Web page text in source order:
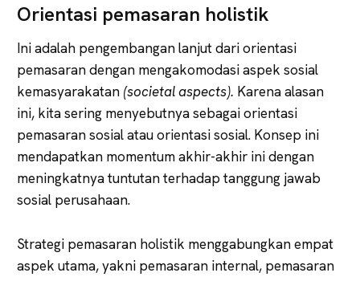
Orientasi pemasaran holistik
Ini adalah pengembangan lanjut dari orientasi
pemasaran dengan mengakomodasi aspek sosial
kemasyarakatan (societal aspects). Karena alasan
ini, kita sering menyebutnya sebagai orientasi
pemasaran sosial atau orientasi sosial. Konsep ini
mendapatkan momentum akhir-akhir ini dengan
meningkatnya tuntutan terhadap tanggung jawab
sosial perusahaan.
Strategi pemasaran holistik menggabungkan empat
aspek utama, yakni pemasaran internal, pemasaran